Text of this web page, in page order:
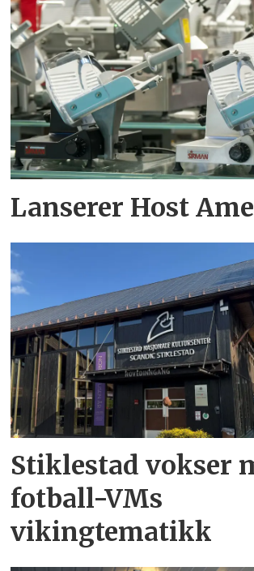
Lanserer Host
Stiklestad vokser
fotball-VMs
vikingtematikk